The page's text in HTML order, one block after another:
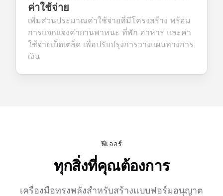
ค่าใช้จ่าย
เพิ่มส่วนประมาณค่าใช้จ่ายที่มีโครงสร้าง พร้อม
การแจกแจงค่ายานพาหนะ ที่พัก อาหาร และค่า
ใช้จ่ายเบ็ดเตล็ด เพื่อปรับปรุงการวางแผนทางการ
เงิน
ฟีเจอร์
ทุกสิ่งที่คุณต้องการ
เครื่องมือทรงพลังสำหรับสร้างแบบฟอร์มอนุญาต